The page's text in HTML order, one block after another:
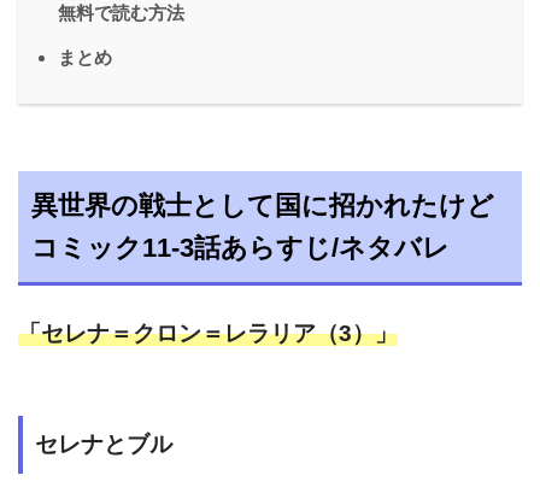
無料で読む方法
まとめ
異世界の戦士として国に招かれたけど
コミック11-3話あらすじ/ネタバレ
「セレナ＝クロン＝レラリア（3）」
セレナとブル